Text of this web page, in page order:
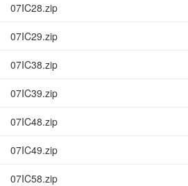
07IC28.zip
07IC29.zip
07IC38.zip
07IC39.zip
07IC48.zip
07IC49.zip
07IC58.zip